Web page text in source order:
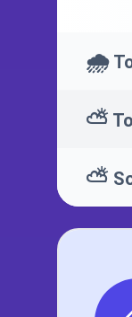
🌧️
⛅
⛅